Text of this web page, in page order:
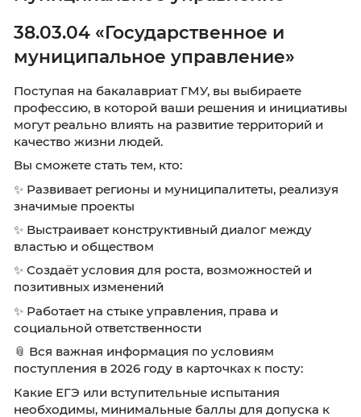
муниципальное управление
муниципальное управление»
Поступая на бакалавриат ГМУ, вы выбираете
профессию, в которой ваши решения и
могут реально влиять на развитие
качество жизни людей.
Вы сможете стать тем, кто:
✨ Развивает регионы и муниципалитеты,
значимые проекты
✨ Выстраивает конструктивный диалог
властью и обществом
✨ Создаёт условия для роста,
позитивных изменений
✨ Работает на стыке управления, права и